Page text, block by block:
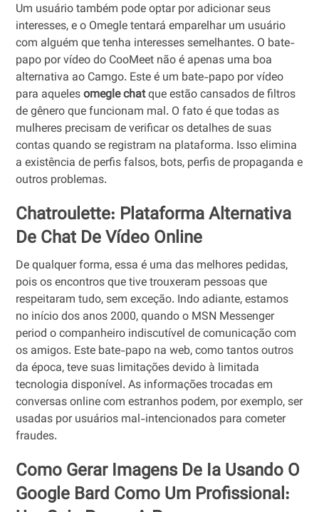
Um usuário também pode optar por adicionar seus
interesses, e o Omegle tentará emparelhar um usuário
com alguém que tenha interesses semelhantes. O bate-
papo por vídeo do CooMeet não é apenas uma boa
alternativa ao Camgo. Este é um bate-papo por vídeo
para aquelesomegle chatque estão cansados de filtros
de gênero que funcionam mal. O fato é que todas as
mulheres precisam de verificar os detalhes de suas
contas quando se registram na plataforma. Isso elimina
a existência de perfis falsos, bots, perfis de propaganda e
outros problemas.
Chatroulette: Plataforma Alternativa
De Chat De Vídeo Online
De qualquer forma, essa é uma das melhores pedidas,
pois os encontros que tive trouxeram pessoas que
respeitaram tudo, sem exceção. Indo adiante, estamos
no início dos anos 2000, quando o MSN Messenger
period o companheiro indiscutível de comunicação com
os amigos. Este bate-papo na web, como tantos outros
da época, teve suas limitações devido à limitada
tecnologia disponível. As informações trocadas em
conversas online com estranhos podem, por exemplo, ser
usadas por usuários mal-intencionados para cometer
fraudes.
Como Gerar Imagens De Ia Usando O
Google Bard Como Um Profissional: